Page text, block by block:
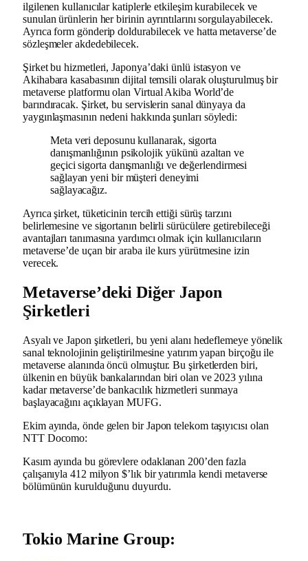
ilgilenen kullanıcılar katiplerle etkileşim kurabilecek ve
sunulan ürünlerin her birinin ayrıntılarını sorgulayabilecek.
Ayrıca form gönderip doldurabilecek ve hatta metaverse’de
sözleşmeler akdedebilecek.
Şirket bu hizmetleri, Japonya’daki ünlü istasyon ve
Akihabara kasabasının dijital temsili olarak oluşturulmuş bir
metaverse platformu olan Virtual Akiba World’de
barındıracak. Şirket, bu servislerin sanal dünyaya da
yaygınlaşmasının nedeni hakkında şunları söyledi:
Meta veri deposunu kullanarak, sigorta
danışmanlığının psikolojik yükünü azaltan ve
geçici sigorta danışmanlığı ve değerlendirmesi
sağlayan yeni bir müşteri deneyimi
sağlayacağız.
Ayrıca şirket, tüketicinin tercih ettiği sürüş tarzını
belirlemesine ve sigortanın belirli sürücülere getirebileceği
avantajları tanımasına yardımcı olmak için kullanıcıların
metaverse’de uçan bir araba ile kurs yürütmesine izin
verecek.
Metaverse’deki Diğer Japon
Şirketleri
Asyalı ve Japon şirketleri, bu yeni alanı hedeflemeye yönelik
sanal teknolojinin geliştirilmesine yatırım yapan birçoğu ile
metaverse alanında öncü olmuştur. Bu şirketlerden biri,
ülkenin en büyük bankalarından biri olan ve 2023 yılına
kadar metaverse’de bankacılık hizmetleri sunmaya
başlayacağını açıklayan MUFG.
Ekim ayında, önde gelen bir Japon telekom taşıyıcısı olan
NTT Docomo:
Kasım ayında bu görevlere odaklanan 200’den fazla
çalışanıyla 412 milyon $’lık bir yatırımla kendi metaverse
bölümünün kurulduğunu duyurdu.
Tokio Marine Group: